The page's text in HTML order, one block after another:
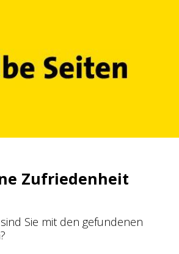
Zufriedenheit
Sie mit den gefundenen